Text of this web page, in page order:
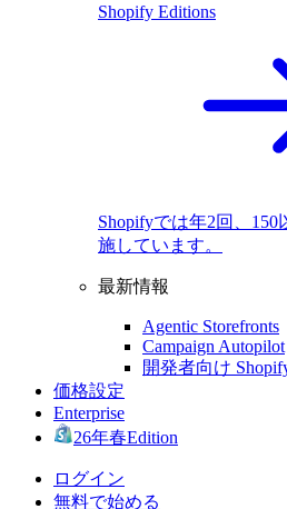
Shopify Editions
Shopifyでは年2回、
施しています。
最新情報
Agentic Storefronts
Campaign Autopilot
開発者向け
価格設定
Enterprise
26年春Edition
ログイン
無料で始める